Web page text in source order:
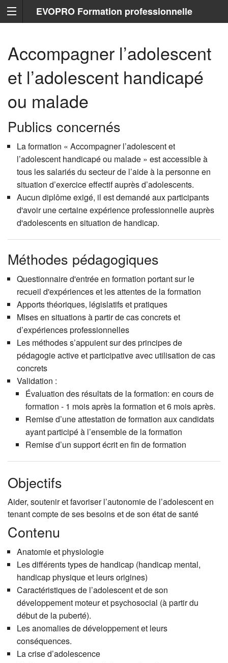
EVOPRO Formation professionnelle
Accompagner l’adolescent
et l’adolescent handicapé
ou malade
Publics concernés
La formation « Accompagner l’adolescent et
l’adolescent handicapé ou malade » est accessible à
tous les salariés du secteur de l’aide à la personne en
situation d’exercice effectif auprès d’adolescents.
Aucun diplôme exigé, il est demandé aux participants
d'avoir une certaine expérience professionnelle auprès
d'adolescents en situation de handicap.
Méthodes pédagogiques
Questionnaire d'entrée en formation portant sur le
recueil d'expériences et les attentes de la formation
Apports théoriques, législatifs et pratiques
Mises en situations à partir de cas concrets et
d’expériences professionnelles
Les méthodes s’appuient sur des principes de
pédagogie active et participative avec utilisation de cas
concrets
Validation :
Évaluation des résultats de la formation: en cours de
formation - 1 mois après la formation et 6 mois après.
Remise d’une attestation de formation aux candidats
ayant participé à l’ensemble de la formation
Remise d’un support écrit en fin de formation
Objectifs
Aider, soutenir et favoriser l’autonomie de l’adolescent en
tenant compte de ses besoins et de son état de santé
Contenu
Anatomie et physiologie
Les différents types de handicap (handicap mental,
handicap physique et leurs origines)
Caractéristiques de l’adolescent et de son
développement moteur et psychosocial (à partir du
début de la puberté).
Les anomalies de développement et leurs
conséquences.
La crise d’adolescence